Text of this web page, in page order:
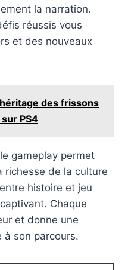
la narration.
réussis vous
et des nouveaux
des frissons
PS4
gameplay permet
richesse de la culture
histoire et jeu
Chaque
et donne une
à son parcours.